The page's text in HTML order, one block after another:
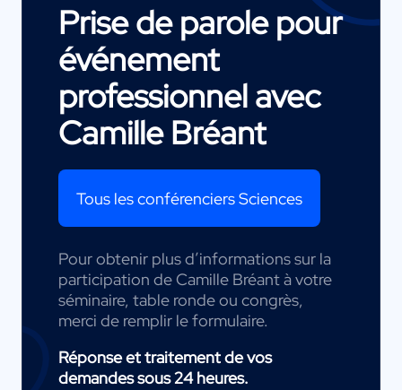
Prise de parole pour
événement
professionnel avec
Camille Bréant
Tous les conférenciers Sciences
Pour obtenir plus d’informations sur la
participation de Camille Bréant à votre
séminaire, table ronde ou congrès,
merci de remplir le formulaire.
Réponse et traitement de vos
demandes sous 24 heures.